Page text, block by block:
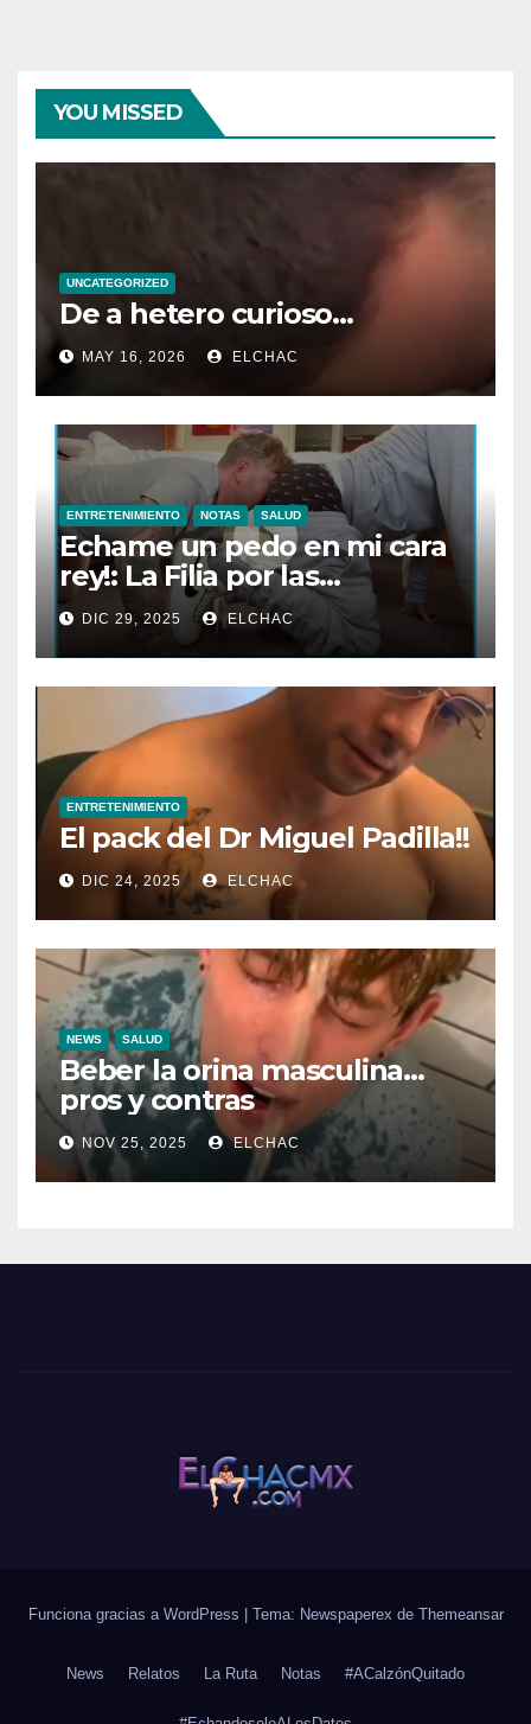
YOU MISSED
UNCATEGORIZED
De a hetero curioso…
MAY 16, 2026 ELCHAC
ENTRETENIMIENTO NOTAS SALUD
Echame un pedo en mi cara
rey!: La Filia por las
Flatulencias”
DIC 29, 2025 ELCHAC
ENTRETENIMIENTO
El pack del Dr Miguel Padilla!!
DIC 24, 2025 ELCHAC
NEWS SALUD
Beber la orina masculina…
pros y contras
NOV 25, 2025 ELCHAC
Funciona gracias a WordPress | Tema: Newspaperex de Themeansar
News Relatos La Ruta Notas #ACalzónQuitado